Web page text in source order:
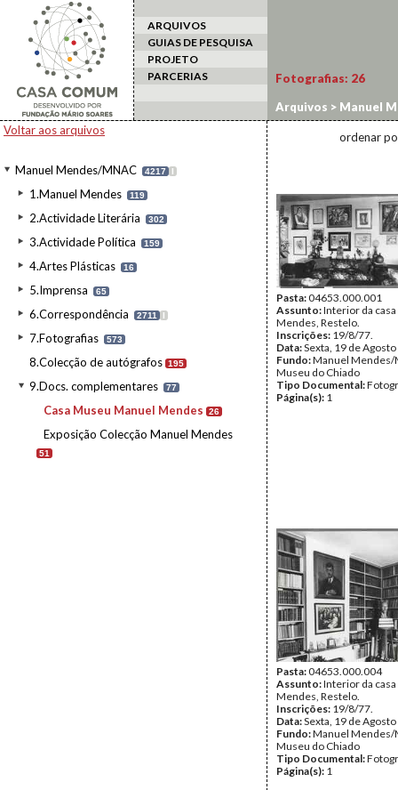
ARQUIVOS
GUIAS DE PESQUISA
PROJETO
PARCERIAS
Voltar aos arquivos
Manuel Mendes/MNAC 4217 I
1.Manuel Mendes 119
2.Actividade Literária 302
3.Actividade Política 159
4.Artes Plásticas 16
5.Imprensa 65
6.Correspondência 2711 I
7.Fotografias 573
8.Colecção de autógrafos 195
9.Docs. complementares 77
Casa Museu Manuel Mendes 26
Exposição Colecção Manuel Mendes
51
Fotografias: 26
Arquivos > Manuel
ordenar
Pasta:04653.000.001
Assunto:Interior da
Mendes, Restelo.
Inscrições: 19/8/77.
Data:Sexta, 19 de
Fundo:Manuel Mendes/
Museu do Chiado
Tipo Documental:
Página(s): 1
Pasta:04653.000.004
Assunto:Interior da
Mendes, Restelo.
Inscrições: 19/8/77.
Data:Sexta, 19 de
Fundo:Manuel Mendes/
Museu do Chiado
Tipo Documental:
Página(s): 1